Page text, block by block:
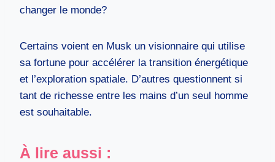
changer le monde?
Certains voient en Musk un visionnaire qui utilise
sa fortune pour accélérer la transition énergétique
et l’exploration spatiale. D’autres questionnent si
tant de richesse entre les mains d’un seul homme
est souhaitable.
À lire aussi :